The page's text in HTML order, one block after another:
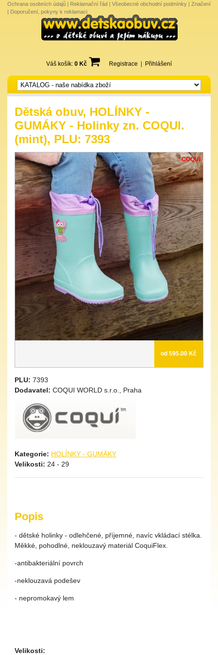
Ochrana osobních údajů | Reklamační řád | Všeobecné obchodní podmínky | Značení
| Doporučení, pokyny k reklamaci
Váš košík: 0 Kč Registrace Přihlášení
Dětská obuv, HOLÍNKY -
GUMÁKY - Holinky zn. COQUI.
(mint), PLU: 7393
COQUI
od 595.00 Kč
PLU: 7393
Dodavatel: COQUI WORLD s.r.o., Praha
Kategorie: HOLÍNKY - GUMÁKY
Velikosti: 24 - 29
Popis
- dětské holinky - odlehčené, příjemné, navíc vkládací stélka.
Měkké, pohodlné, neklouzavý materiál CoquiFlex.
-antibakteriální povrch
-neklouzavá podešev
- nepromokavý lem
Velikosti: